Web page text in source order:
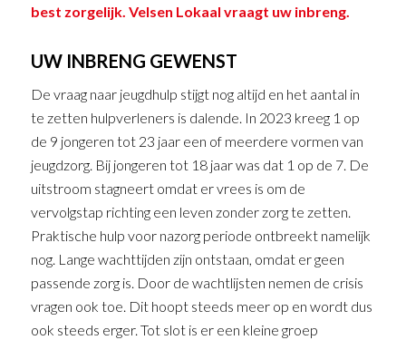
best zorgelijk. Velsen Lokaal vraagt uw inbreng.
UW INBRENG GEWENST
De vraag naar jeugdhulp stijgt nog altijd en het aantal in
te zetten hulpverleners is dalende. In 2023 kreeg 1 op
de 9 jongeren tot 23 jaar een of meerdere vormen van
jeugdzorg. Bij jongeren tot 18 jaar was dat 1 op de 7. De
uitstroom stagneert omdat er vrees is om de
vervolgstap richting een leven zonder zorg te zetten.
Praktische hulp voor nazorg periode ontbreekt namelijk
nog. Lange wachttijden zijn ontstaan, omdat er geen
passende zorg is. Door de wachtlijsten nemen de crisis
vragen ook toe. Dit hoopt steeds meer op en wordt dus
ook steeds erger. Tot slot is er een kleine groep